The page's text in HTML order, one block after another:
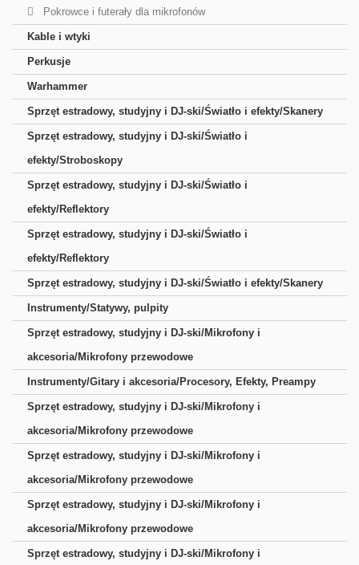
Pokrowce i futerały dla mikrofonów
Kable i wtyki
Perkusje
Warhammer
Sprzęt estradowy, studyjny i DJ-ski/Światło i efekty/Skanery
Sprzęt estradowy, studyjny i DJ-ski/Światło i
efekty/Stroboskopy
Sprzęt estradowy, studyjny i DJ-ski/Światło i
efekty/Reflektory
Sprzęt estradowy, studyjny i DJ-ski/Światło i
efekty/Reflektory
Sprzęt estradowy, studyjny i DJ-ski/Światło i efekty/Skanery
Instrumenty/Statywy, pulpity
Sprzęt estradowy, studyjny i DJ-ski/Mikrofony i
akcesoria/Mikrofony przewodowe
Instrumenty/Gitary i akcesoria/Procesory, Efekty, Preampy
Sprzęt estradowy, studyjny i DJ-ski/Mikrofony i
akcesoria/Mikrofony przewodowe
Sprzęt estradowy, studyjny i DJ-ski/Mikrofony i
akcesoria/Mikrofony przewodowe
Sprzęt estradowy, studyjny i DJ-ski/Mikrofony i
akcesoria/Mikrofony przewodowe
Sprzęt estradowy, studyjny i DJ-ski/Mikrofony i